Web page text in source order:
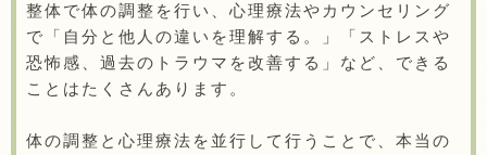
整体で体の調整を行い、心理療法やカウンセリング
で「自分と他人の違いを理解する。」「ストレスや
恐怖感、過去のトラウマを改善する」など、できる
ことはたくさんあります。
体の調整と心理療法を並行して行うことで、本当の